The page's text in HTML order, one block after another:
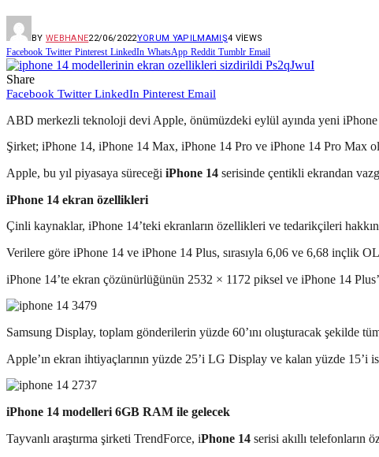
BY WEBHANE22/06/2022YORUM YAPILMAMIŞ4 VIEWS
Facebook Twitter Pinterest LinkedIn WhatsApp Reddit Tumblr Email
Share
Facebook Twitter LinkedIn Pinterest Email
ABD merkezli teknoloji devi Apple, önümüzdeki eylül ayında yeni iPhone
Şirket; iPhone 14, iPhone 14 Max, iPhone 14 Pro ve iPhone 14 Pro Max
Apple, bu yıl piyasaya süreceği iPhone 14 serisinde çentikli ekrandan
iPhone 14 ekran özellikleri
Çinli kaynaklar, iPhone 14’teki ekranların özellikleri ve tedarikçileri
Verilere göre iPhone 14 ve iPhone 14 Plus, sırasıyla 6,06 ve 6,68 inçlik
iPhone 14’te ekran çözünürlüğünün 2532 × 1172 piksel ve iPhone 14
Samsung Display, toplam gönderilerin yüzde 60’ını oluşturacak şekilde
Apple’ın ekran ihtiyaçlarının yüzde 25’i LG Display ve kalan yüzde 15’i
iPhone 14 modelleri 6GB RAM ile gelecek
Tayvanlı araştırma şirketi TrendForce, iPhone 14 serisi akıllı telefonların